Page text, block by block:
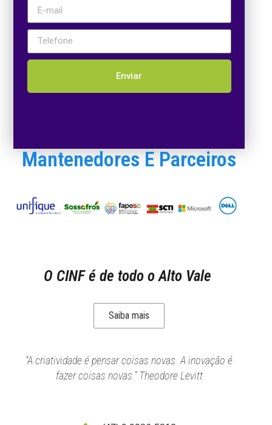
Enviar
Mantenedores E Parceiros
O CINF é de todo o Alto Vale
Saiba mais
“A criatividade é pensar coisas novas. A inovação é
fazer coisas novas.” Theodore Levitt